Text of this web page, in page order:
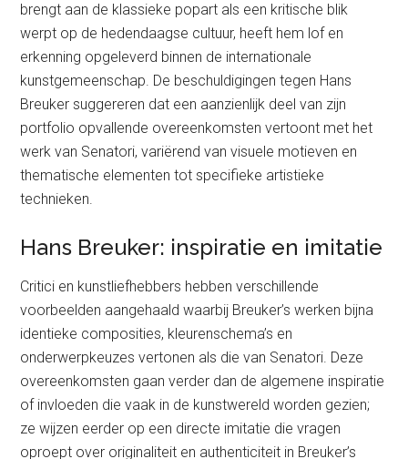
brengt aan de klassieke popart als een kritische blik
werpt op de hedendaagse cultuur, heeft hem lof en
erkenning opgeleverd binnen de internationale
kunstgemeenschap. De beschuldigingen tegen Hans
Breuker suggereren dat een aanzienlijk deel van zijn
portfolio opvallende overeenkomsten vertoont met het
werk van Senatori, variërend van visuele motieven en
thematische elementen tot specifieke artistieke
technieken.
Hans Breuker: inspiratie en imitatie
Critici en kunstliefhebbers hebben verschillende
voorbeelden aangehaald waarbij Breuker’s werken bijna
identieke composities, kleurenschema’s en
onderwerpkeuzes vertonen als die van Senatori. Deze
overeenkomsten gaan verder dan de algemene inspiratie
of invloeden die vaak in de kunstwereld worden gezien;
ze wijzen eerder op een directe imitatie die vragen
oproept over originaliteit en authenticiteit in Breuker’s